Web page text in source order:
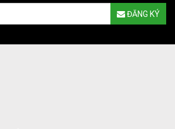
ĐĂNG KÝ